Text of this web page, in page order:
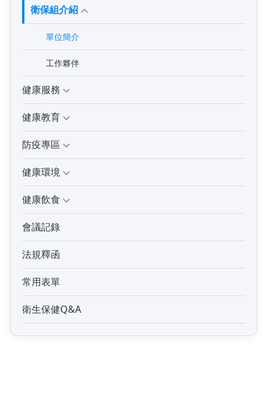
衛保組介紹
單位簡介
工作夥伴
健康服務
健康教育
防疫專區
健康環境
健康飲食
會議記錄
法規釋函
常用表單
衛生保健Q&A